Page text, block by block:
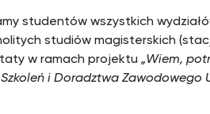
studentów wszystkich
studiów magisterskich
w ramach projektu „Wiem,
i Doradztwa Zawodowego